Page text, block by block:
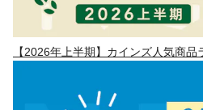
【2026年上半期】カインズ人気商品